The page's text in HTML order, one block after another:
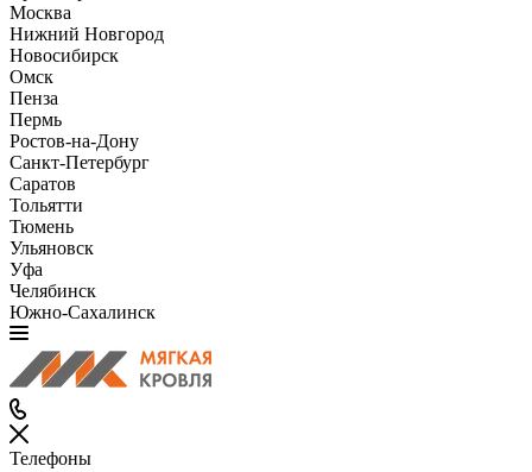
Москва
Нижний Новгород
Новосибирск
Омск
Пенза
Пермь
Ростов-на-Дону
Санкт-Петербург
Саратов
Тольятти
Тюмень
Ульяновск
Уфа
Челябинск
Южно-Сахалинск
Телефоны